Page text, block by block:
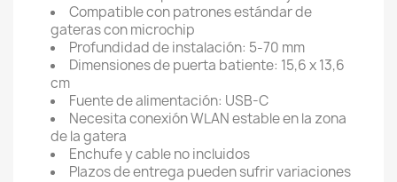
Compatible con patrones estándar de
gateras con microchip
Profundidad de instalación: 5-70 mm
Dimensiones de puerta batiente: 15,6 x 13,6
cm
Fuente de alimentación: USB-C
Necesita conexión WLAN estable en la zona
de la gatera
Enchufe y cable no incluidos
Plazos de entrega pueden sufrir variaciones